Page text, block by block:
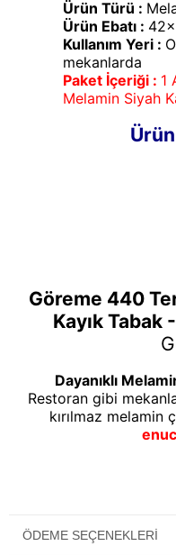
Ürün Türü :
Ürün Ebatı :
Kullanım Yeri :
mekanlarda
Paket İçeriği : 1
Melamin Siyah
Göreme 440
Kayık
Dayanıklı
Restoran gibi
kırılmaz melamin
ÖDEME SEÇENEKLERI